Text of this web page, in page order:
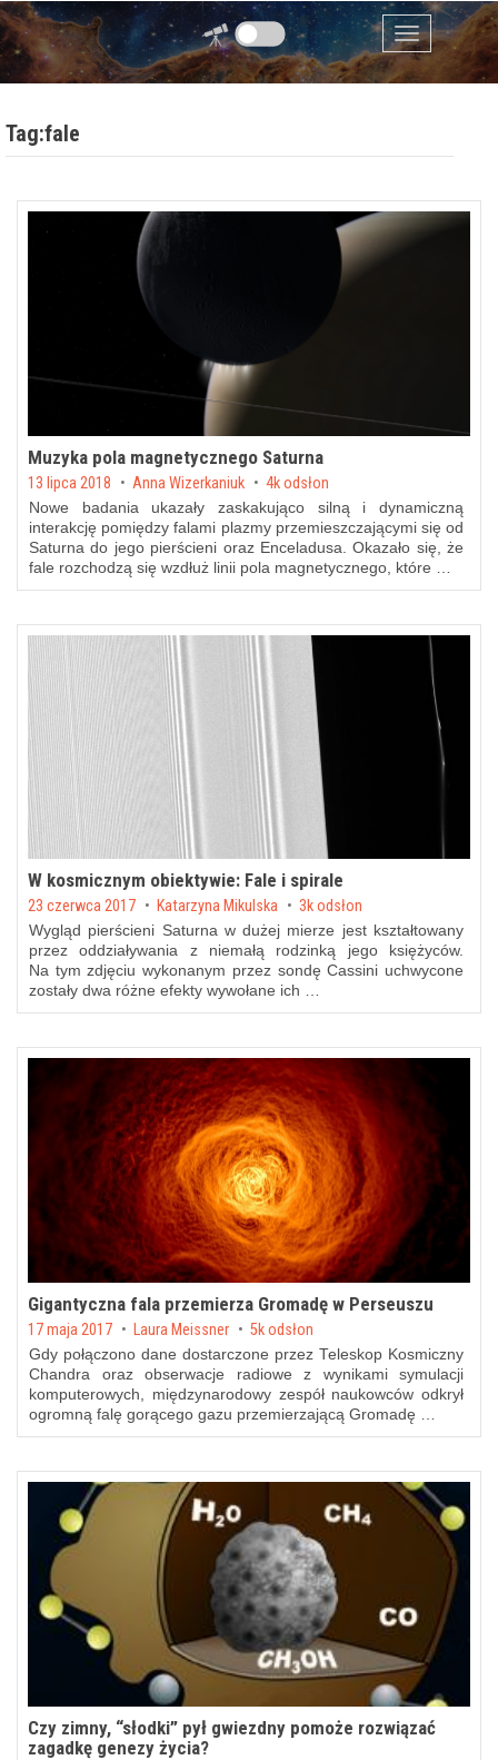
Przejdź do zawartości
Menu
Tag:fale
Muzyka pola magnetycznego Saturna
Posted on
13 lipca 2018 by Anna Wizerkaniuk 4k odsłon
Nowe badania ukazały zaskakująco silną i dynamiczną
interakcję pomiędzy falami plazmy przemieszczającymi się od
Saturna do jego pierścieni oraz Enceladusa. Okazało się, że
fale rozchodzą się wzdłuż linii pola magnetycznego, które …
W kosmicznym obiektywie: Fale i spirale
Posted on
23 czerwca 2017 by Katarzyna Mikulska 3k odsłon
Wygląd pierścieni Saturna w dużej mierze jest kształtowany
przez oddziaływania z niemałą rodzinką jego księżyców.
Na tym zdjęciu wykonanym przez sondę Cassini uchwycone
zostały dwa różne efekty wywołane ich …
Gigantyczna fala przemierza Gromadę w Perseuszu
Posted on
17 maja 2017 by Laura Meissner 5k odsłon
Gdy połączono dane dostarczone przez Teleskop Kosmiczny
Chandra oraz obserwacje radiowe z wynikami symulacji
komputerowych, międzynarodowy zespół naukowców odkrył
ogromną falę gorącego gazu przemierzającą Gromadę …
Czy zimny, “słodki” pył gwiezdny pomoże rozwiązać
zagadkę genezy życia?